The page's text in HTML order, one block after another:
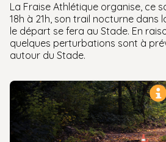
La Fraise Athlétique organise, ce
18h à 21h, son trail nocturne dans
le départ se fera au Stade. En
quelques perturbations sont à
autour du Stade.